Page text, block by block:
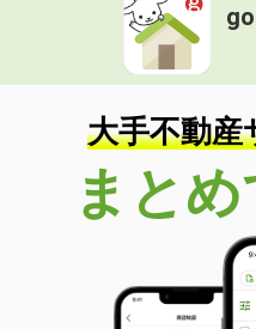
大手不動産
まとめ